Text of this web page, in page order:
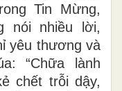
Tin Mừng,
nói nhiều lời,
yêu thương và
“Chữa lành
chết trỗi dậy,